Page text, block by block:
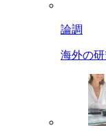
論調
海外の